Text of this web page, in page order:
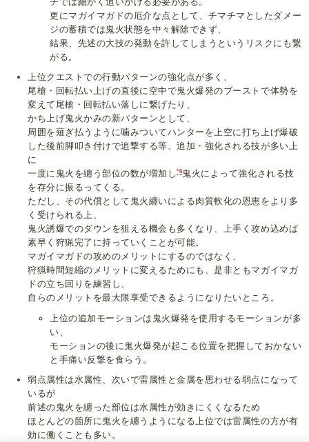
更にマガイマガドの厄介な点として、チマチマとしたダメー
ジの蓄積では鬼火状態を中々解除できず、
結果、先述の大技の発動を許してしまうというリスクにも繋
がる。
上位クエストでの行動パターンの強化点が多く、
尾槍・回転払い上げの直後に空中で鬼火爆発のブーストで体勢を
変えて尾槍・回転払い落しに繋げたり、
かち上げ鬼火かみの新パターンとして、
周囲を薙ぎ払うように噛みついてハンターを上空に打ち上げ爆破
した後前脚叩き付けで追撃する等、追加・強化される技が多い上
に
一度に鬼火を纏う部位の数が増加し*6 鬼火によって強化される技
を存分に振るってくる。
ただし、その代償として鬼火纏いによる肉質軟化の恩恵をより多
く受けられる上、
鬼火誘爆でのダウンを狙える機会も多くなり、上手く攻め込めば
素早く狩猟完了に持っていくことが可能。
マガイマガドの攻めのメリットにするのではなく、
狩猟時間短縮のメリットに変えるためにも、是非ともマガイマガ
ドの立ち回りを練習し、
自らのメリットを最大限享受できるようになりたいところ。
上位の追加モーションは鬼火爆発を使用するモーションが多
い、
モーションの後に鬼火爆発が起こる位置を把握しておかない
と手痛い反撃を食らう。
弱点属性は水属性、次いで雷属性と金属を思わせる弱点になって
いるが
前述の鬼火を纏った部位は水属性が効きにくくなるため
ほとんどの箇所に鬼火を纏うようになる上位では雷属性の方が有
効に働くことも多い。